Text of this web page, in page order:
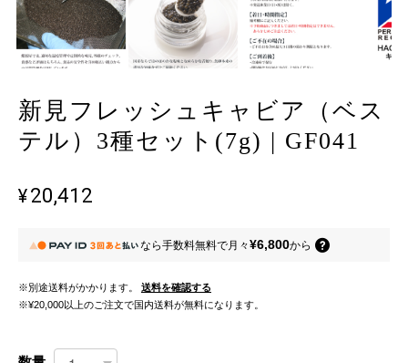
新見フレッシュキャビア（ベス
テル）3種セット(7g) | GF041
¥20,412
なら手数料無料で月々¥6,800から
※別途送料がかかります。
送料を確認する
※¥20,000以上のご注文で国内送料が無料になります。